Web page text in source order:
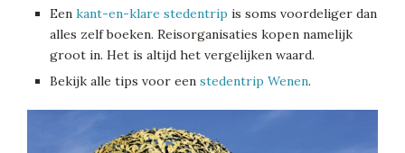
Een kant-en-klare stedentrip is soms voordeliger dan
alles zelf boeken. Reisorganisaties kopen namelijk
groot in. Het is altijd het vergelijken waard.
Bekijk alle tips voor een stedentrip Wenen.